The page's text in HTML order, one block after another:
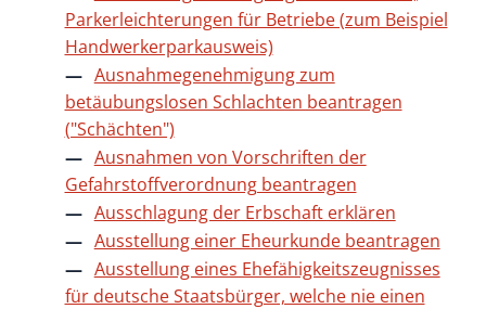
Parkerleichterungen für Betriebe (zum Beispiel
Handwerkerparkausweis)
Ausnahmegenehmigung zum
betäubungslosen Schlachten beantragen
("Schächten")
Ausnahmen von Vorschriften der
Gefahrstoffverordnung beantragen
Ausschlagung der Erbschaft erklären
Ausstellung einer Eheurkunde beantragen
Ausstellung eines Ehefähigkeitszeugnisses
für deutsche Staatsbürger, welche nie einen